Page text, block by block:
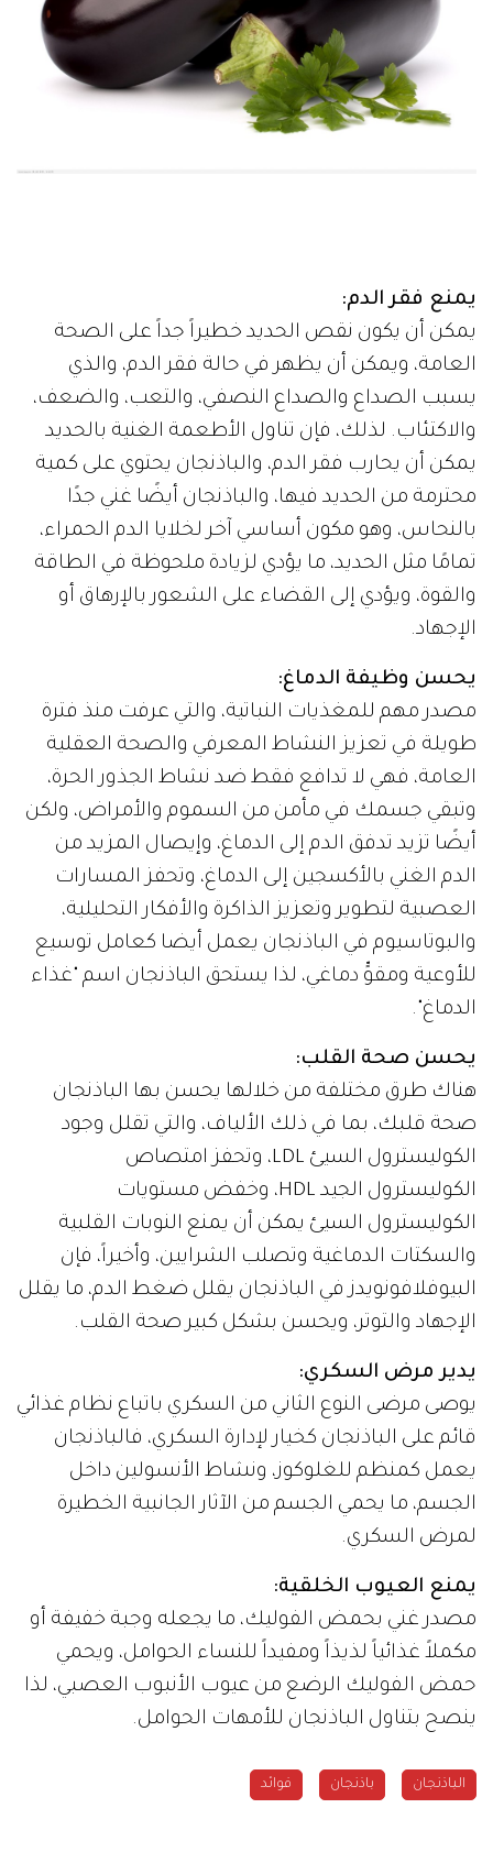
يمنع فقر الدم:
يمكن أن يكون نقص الحديد خطيراً جداً على الصحة
العامة، ويمكن أن يظهر في حالة فقر الدم، والذي
يسبب الصداع والصداع النصفي، والتعب، والضعف،
والاكتئاب. لذلك، فإن تناول الأطعمة الغنية بالحديد
يمكن أن يحارب فقر الدم، والباذنجان يحتوي على كمية
محترمة من الحديد فيها، والباذنجان أيضًا غني جدًا
بالنحاس، وهو مكون أساسي آخر لخلايا الدم الحمراء،
تمامًا مثل الحديد، ما يؤدي لزيادة ملحوظة في الطاقة
والقوة، ويؤدي إلى القضاء على الشعور بالإرهاق أو
الإجهاد.
يحسن وظيفة الدماغ:
مصدر مهم للمغذيات النباتية، والتي عرفت منذ فترة
طويلة في تعزيز النشاط المعرفي والصحة العقلية
العامة، فهي لا تدافع فقط ضد نشاط الجذور الحرة،
وتبقي جسمك في مأمن من السموم والأمراض، ولكن
أيضًا تزيد تدفق الدم إلى الدماغ، وإيصال المزيد من
الدم الغني بالأكسجين إلى الدماغ، وتحفز المسارات
العصبية لتطوير وتعزيز الذاكرة والأفكار التحليلية،
والبوتاسيوم في الباذنجان يعمل أيضا كعامل توسيع
للأوعية ومقوٍّ دماغي، لذا يستحق الباذنجان اسم "غذاء
الدماغ".
يحسن صحة القلب:
هناك طرق مختلفة من خلالها يحسن بها الباذنجان
صحة قلبك، بما في ذلك الألياف، والتي تقلل وجود
الكوليسترول السيئ LDL، وتحفز امتصاص
الكوليسترول الجيد HDL، وخفض مستويات
الكوليسترول السيئ يمكن أن يمنع النوبات القلبية
والسكتات الدماغية وتصلب الشرايين، وأخيراً، فإن
البيوفلافونويدز في الباذنجان يقلل ضغط الدم، ما يقلل
الإجهاد والتوتر، ويحسن بشكل كبير صحة القلب.
يدير مرض السكري:
يوصى مرضى النوع الثاني من السكري باتباع نظام غذائي
قائم على الباذنجان كخيار لإدارة السكري، فالباذنجان
يعمل كمنظم للغلوكوز، ونشاط الأنسولين داخل
الجسم، ما يحمي الجسم من الآثار الجانبية الخطيرة
لمرض السكري.
يمنع العيوب الخلقية:
مصدر غني بحمض الفوليك، ما يجعله وجبة خفيفة أو
مكملاً غذائياً لذيذاً ومفيداً للنساء الحوامل، ويحمي
حمض الفوليك الرضع من عيوب الأنبوب العصبي، لذا
ينصح بتناول الباذنجان للأمهات الحوامل.
الباذنجان باذنجان فوائد